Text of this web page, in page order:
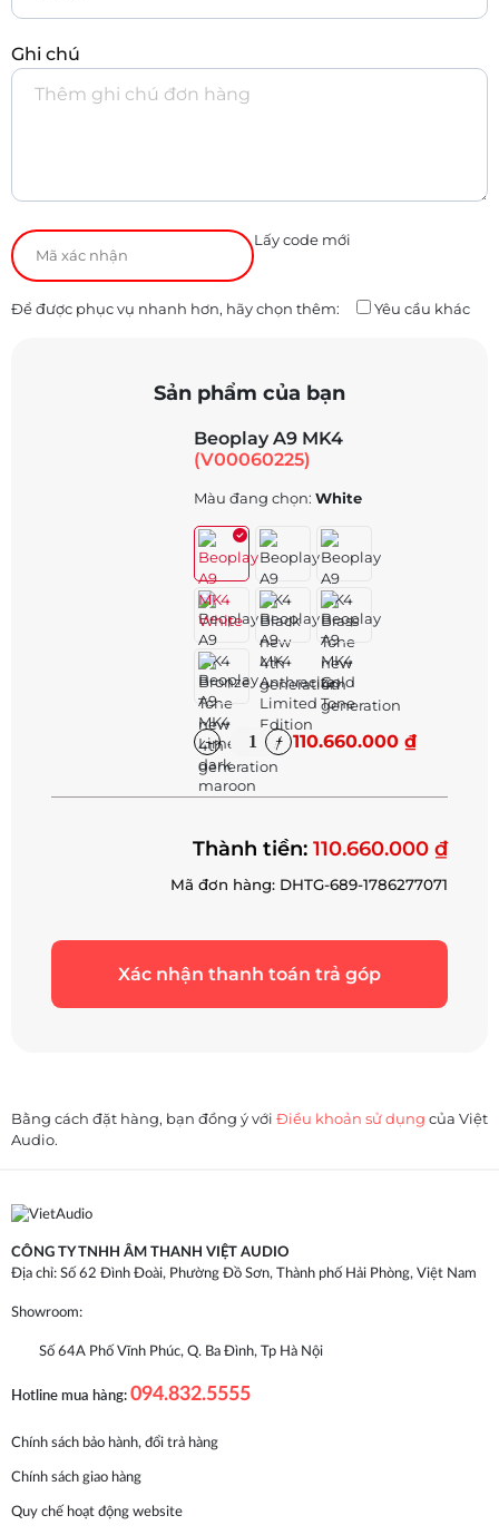
Ghi chú
Lấy code mới
Để được phục vụ nhanh hơn, hãy chọn thêm: Yêu cầu khác
Sản phẩm của bạn
Beoplay A9 MK4
(V00060225)
Màu đang chọn:White
110.660.000 ₫
Thành tiền: 110.660.000 ₫
Mã đơn hàng: DHTG-689-1786277071
Xác nhận thanh toán trả góp
Bằng cách đặt hàng, bạn đồng ý với Điều khoản sử dụng của Việt
Audio.
CÔNG TY TNHH ÂM THANH VIỆT AUDIO
Địa chỉ: Số 62 Đình Đoài, Phường Đồ Sơn, Thành phố Hải Phòng, Việt Nam
Showroom:
Số 64A Phố Vĩnh Phúc, Q. Ba Đình, Tp Hà Nội
Hotline mua hàng:094.832.5555
Chính sách bảo hành, đổi trả hàng
Chính sách giao hàng
Quy chế hoạt động website